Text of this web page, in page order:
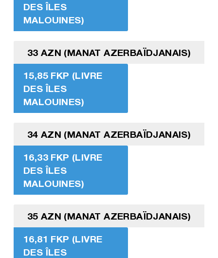
DES ÎLES
MALOUINES)
33 AZN (MANAT AZERBAÏDJANAIS)
15,85 FKP (LIVRE
DES ÎLES
MALOUINES)
34 AZN (MANAT AZERBAÏDJANAIS)
16,33 FKP (LIVRE
DES ÎLES
MALOUINES)
35 AZN (MANAT AZERBAÏDJANAIS)
16,81 FKP (LIVRE
DES ÎLES